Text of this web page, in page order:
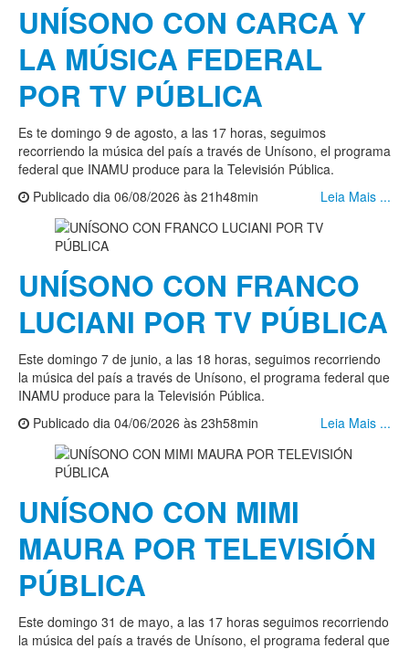
UNÍSONO CON CARCA Y
LA MÚSICA FEDERAL
POR TV PÚBLICA
Es te domingo 9 de agosto, a las 17 horas, seguimos
recorriendo la música del país a través de Unísono, el programa
federal que INAMU produce para la Televisión Pública.
Publicado dia 06/08/2026 às 21h48min
Leia Mais ...
UNÍSONO CON FRANCO
LUCIANI POR TV PÚBLICA
Este domingo 7 de junio, a las 18 horas, seguimos recorriendo
la música del país a través de Unísono, el programa federal que
INAMU produce para la Televisión Pública.
Publicado dia 04/06/2026 às 23h58min
Leia Mais ...
UNÍSONO CON MIMI
MAURA POR TELEVISIÓN
PÚBLICA
Este domingo 31 de mayo, a las 17 horas seguimos recorriendo
la música del país a través de Unísono, el programa federal que